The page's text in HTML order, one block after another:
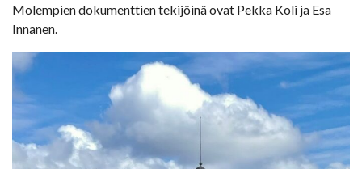
Molempien dokumenttien tekijöinä ovat Pekka Koli ja Esa
Innanen.